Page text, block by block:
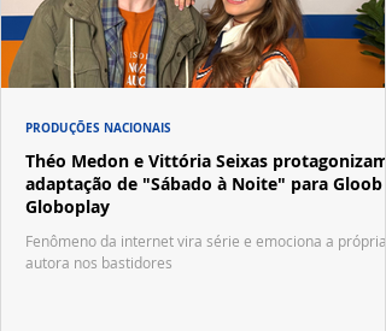
Théo Medon e Vittória Seixas protagonizam
adaptação de "Sábado à Noite" para Gloob e
Globoplay
Fenômeno da internet vira série e emociona a própria
autora nos bastidores
PRODUÇÕES NACIONAIS